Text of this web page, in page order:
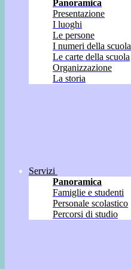
Panoramica
Presentazione
I luoghi
Le persone
I numeri della scuola
Le carte della scuola
Organizzazione
La storia
Servizi
Panoramica
Famiglie e studenti
Personale scolastico
Percorsi di studio